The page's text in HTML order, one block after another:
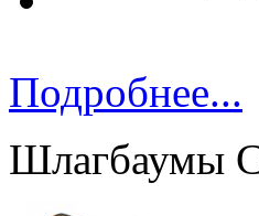
Подробнее...
Шлагбаумы